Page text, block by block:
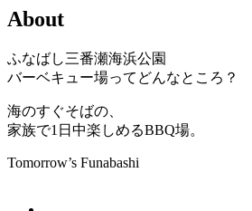
About
ふなばし三番瀬海浜公園
バーベキュー場ってどんなところ？
海のすぐそばの、
家族で1日中楽しめるBBQ場。
Tomorrow’s Funabashi